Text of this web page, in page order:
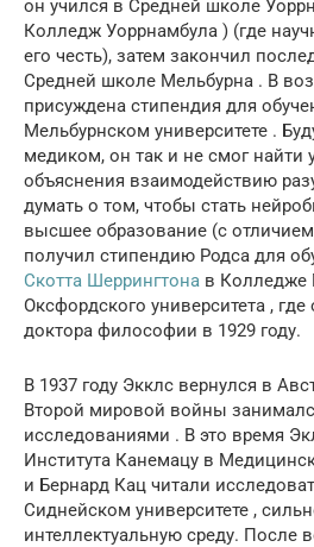
он учился в Средней школе
Колледж Уоррнамбула ) (где
его честь), затем закончил
Средней школе Мельбурна . В
присуждена стипендия для
Мельбурнском университете .
медиком, он так и не смог найти
объяснения взаимодействию
думать о том, чтобы стать
высшее образование (с
получил стипендию Родса для
Скотта Шеррингтона в Колледже
Оксфордского университета , где
доктора философии в 1929 году.
В 1937 году Экклс вернулся в
Второй мировой войны
исследованиями . В это время
Института Канемацу в
и Бернард Кац читали
Сиднейском университете ,
интеллектуальную среду. После